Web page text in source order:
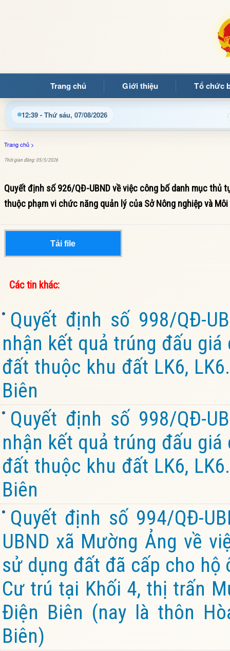
Trang chủ Giới thiệu Tổ chức
12:39 - Thứ sáu, 07/08/2026
quý bạn đọc đến với Trang thông tin điện tử xã Mường
Trang chủ >
Thời gian đăng: 05/5/2026
Quyết định số 926/QĐ-UBND về việc công bố danh mục
thuộc phạm vi chức năng quản lý của Sở Nông nghiệp và
Tải file
Các tin khác:
Quyết định số 998/QĐ-
nhận kết quả trúng đấu
đất thuộc khu đất LK6,
Biên
Quyết định số 998/QĐ-
nhận kết quả trúng đấu
đất thuộc khu đất LK6,
Biên
Quyết định số 994/QĐ-
UBND xã Mường Ảng về
sử dụng đất đã cấp cho hộ
Cư trú tại Khối 4, thị trấn
Điện Biên (nay là thôn
Biên)